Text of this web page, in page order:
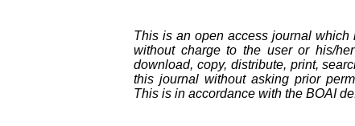
This is an open access journal
without charge to the user or his/
download, copy, distribute, print,
this journal without asking prior
This is in accordance with the BOAI